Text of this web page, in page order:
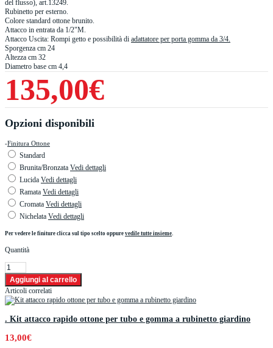
del flusso), art.13249.
Rubinetto per esterno.
Colore standard ottone brunito.
Attacco in entrata da 1/2"M.
Attacco Uscita: Rompi getto e possibilità di adattatore per porta gomma da 3/4.
Sporgenza cm 24
Altezza cm 32
Diametro base cm 4,4
135,00€
Opzioni disponibili
-Finitura Ottone
Standard
Brunita/Bronzata Vedi dettagli
Lucida Vedi dettagli
Ramata Vedi dettagli
Cromata Vedi dettagli
Nichelata Vedi dettagli
Per vedere le finiture clicca sul tipo scelto oppure vedile tutte insieme
Quantità
Articoli correlati
. Kit attacco rapido ottone per tubo e gomma a rubinetto giardino
13,00€